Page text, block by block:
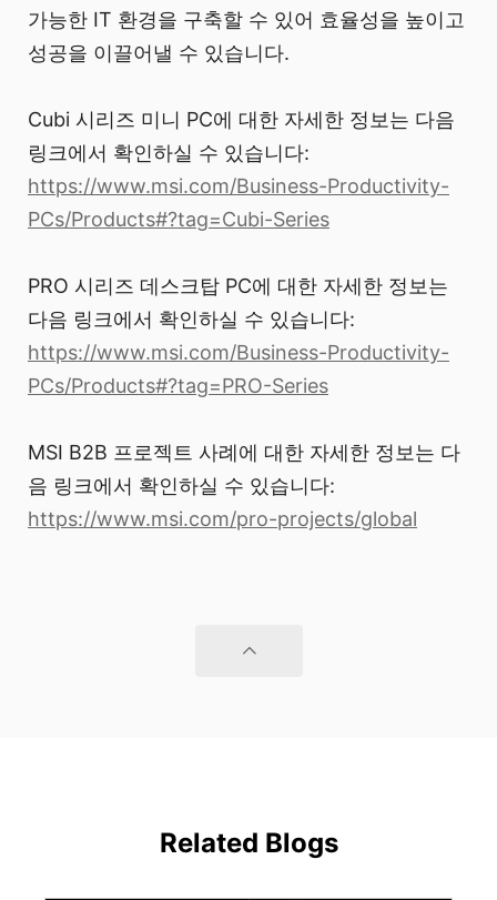
가능한 IT 환경을 구축할 수 있어 효율성을 높이고
성공을 이끌어낼 수 있습니다.
Cubi 시리즈 미니 PC에 대한 자세한 정보는 다음
링크에서 확인하실 수 있습니다:
https://www.msi.com/Business-Productivity-
PCs/Products#?tag=Cubi-Series
PRO 시리즈 데스크탑 PC에 대한 자세한 정보는
다음 링크에서 확인하실 수 있습니다:
https://www.msi.com/Business-Productivity-
PCs/Products#?tag=PRO-Series
MSI B2B 프로젝트 사례에 대한 자세한 정보는 다
음 링크에서 확인하실 수 있습니다:
https://www.msi.com/pro-projects/global
Related Blogs